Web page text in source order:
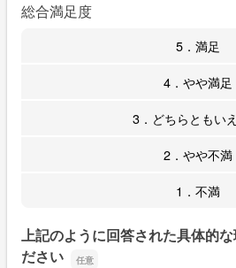
総合満足度
5．満足
4．やや満足
3．どちらともい
2．やや不満
1．不満
上記のように回答された具体的
ださい